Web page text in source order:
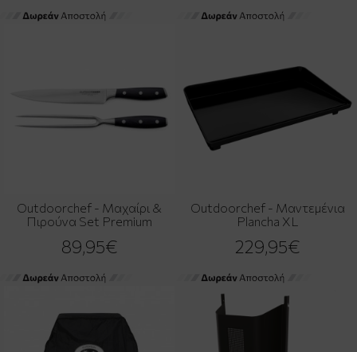
Outdoorchef - Μαχαίρι &
Πιρούνα Set Premium
89,95€
Outdoorchef - Μαντεμένια
Plancha XL
229,95€